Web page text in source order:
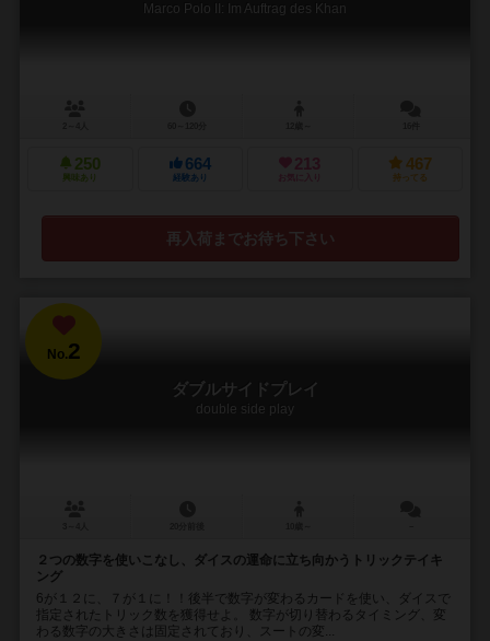
Marco Polo II: Im Auftrag des Khan
250
興味あり
664
経験あり
213
お気に入り
467
持ってる
再入荷までお待ち下さい
No.2
ダブルサイドプレイ
double side play
２つの数字を使いこなし、ダイスの運命に立ち向かうトリックテイキ
ング
6が１２に、７が１に！！後半で数字が変わるカードを使い、ダイスで
指定されたトリック数を獲得せよ。 数字が切り替わるタイミング、変
わる数字の大きさは固定されており、スートの変...